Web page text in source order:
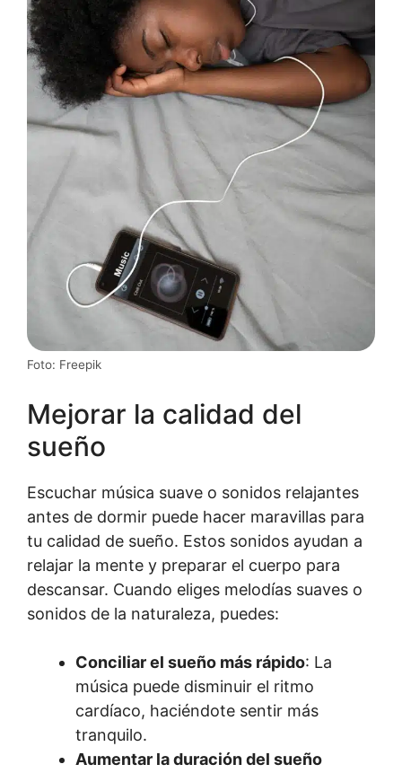
Foto: Freepik
Mejorar la calidad del
sueño
Escuchar música suave o sonidos relajantes
antes de dormir puede hacer maravillas para
tu calidad de sueño. Estos sonidos ayudan a
relajar la mente y preparar el cuerpo para
descansar. Cuando eliges melodías suaves o
sonidos de la naturaleza, puedes:
Conciliar el sueño más rápido: La
música puede disminuir el ritmo
cardíaco, haciéndote sentir más
tranquilo.
Aumentar la duración del sueño